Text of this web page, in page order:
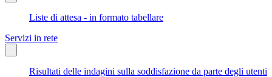
Liste di attesa - in formato tabellare
Servizi in rete
Risultati delle indagini sulla soddisfazione da parte degli utenti